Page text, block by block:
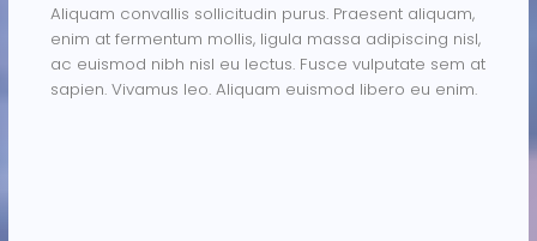
Aliquam convallis sollicitudin purus. Praesent aliquam,
enim at fermentum mollis, ligula massa adipiscing nisl,
ac euismod nibh nisl eu lectus. Fusce vulputate sem at
sapien. Vivamus leo. Aliquam euismod libero eu enim.